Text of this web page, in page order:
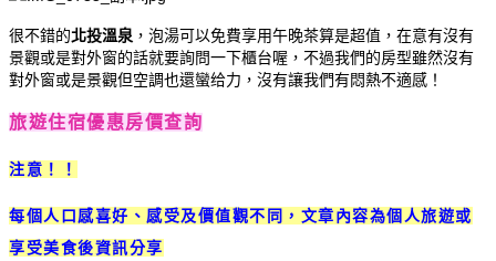
很不錯的北投溫泉 ，泡湯可以免費享用午晚茶算是超值，在意有沒有
景觀或是對外窗的話就要詢問一下櫃台喔，不過我們的房型雖然沒有
對外窗或是景觀但空調也還蠻给力，沒有讓我們有悶熱不適感！
旅遊住宿優惠房價查詢
注意！！
每個人口感喜好、感受及價值觀不同，文章內容為個人旅遊或
享受美食後資訊分享